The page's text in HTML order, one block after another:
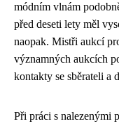
módním vlnám
před deseti lety měl
naopak. Mistři aukcí
významných aukcích
kontakty se sběrateli a
Při práci s nalezenými